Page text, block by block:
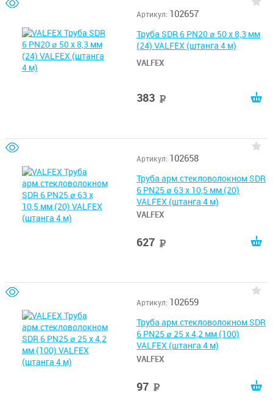
Артикул: 102657
Труба SDR 6 PN20 ø 50 х 8,3 мм
(24) VALFEX (штанга 4 м)
VALFEX
383
Артикул: 102658
Труба арм.стекловолокном SDR
6 PN25 ø 63 х 10,5 мм (20)
VALFEX (штанга 4 м)
VALFEX
627
Артикул: 102659
Труба арм.стекловолокном SDR
6 PN25 ø 25 х 4,2 мм (100)
VALFEX (штанга 4 м)
VALFEX
97